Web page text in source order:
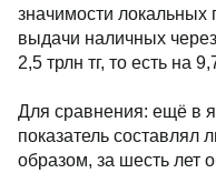
значимости
выдачи наличных
2,5 трлн тг, то есть на
Для сравнения: ещё в
показатель составлял
образом, за шесть лет